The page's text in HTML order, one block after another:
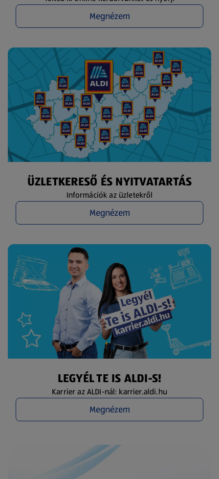
Megnézem
ÜZLETKERESŐ ÉS NYITVATARTÁS
Információk az üzletekről
Megnézem
LEGYÉL TE IS ALDI-S!
Karrier az ALDI-nál: karrier.aldi.hu
Megnézem